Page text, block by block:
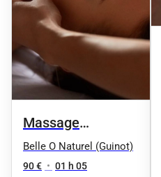
Massage
Signature corps et
visage
Belle O Naturel (Guinot)
90 € • 01 h 05